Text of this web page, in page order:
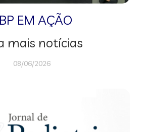
EM AÇÃO
mais notícias
08/06/2026